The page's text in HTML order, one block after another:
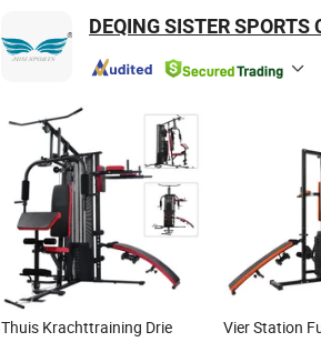
DEQING SISTER SPORTS
Thuis Krachttraining Drie
Vier Station